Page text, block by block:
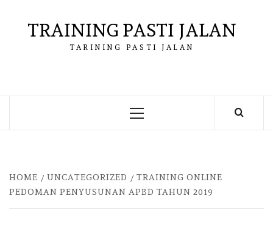
contentTRAINING PASTI JALAN
TARINING PASTI JALAN
Primary
HOME UNCATEGORIZED
TRAINING ONLINE
PEDOMAN PENYUSUNAN APBD TAHUN 2019